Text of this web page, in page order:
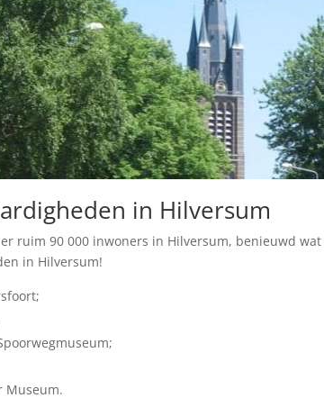
in Hilversum
ruim 90 000 inwoners in Hilversum, benieuwd
in Hilversum!
Museum.